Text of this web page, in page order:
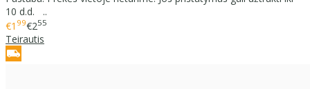
10 d.d. ..
€1 99€255
Teirautis